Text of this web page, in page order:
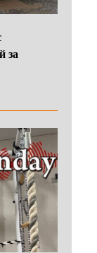
за